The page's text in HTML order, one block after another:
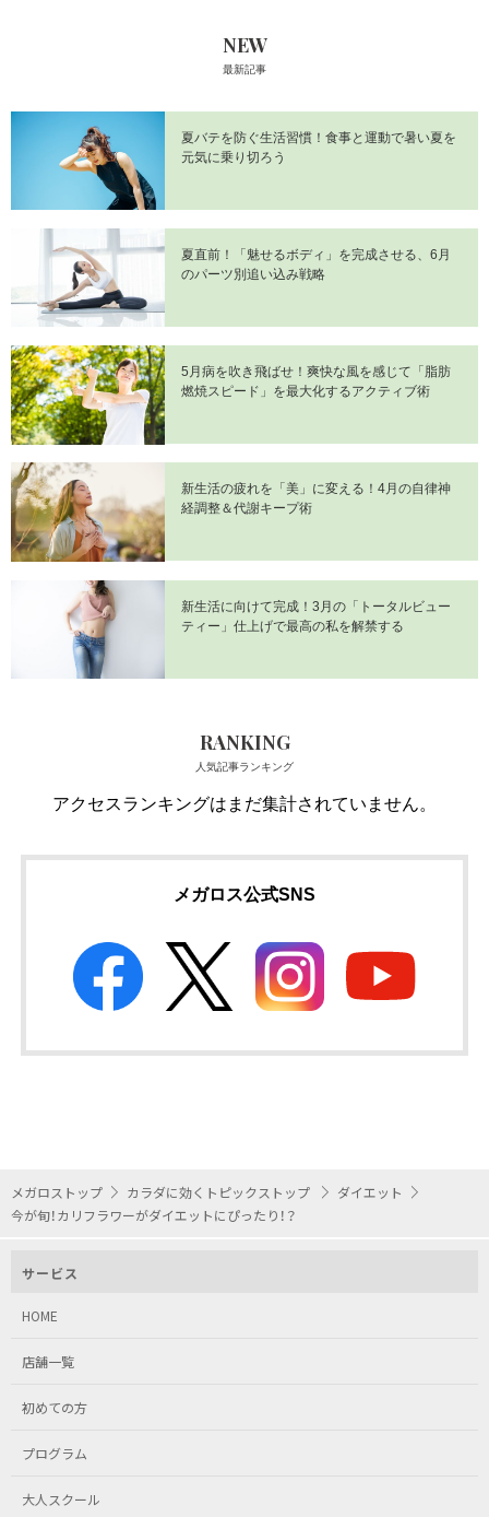
NEW
最新記事
夏バテを防ぐ生活習慣！食事と運動で暑い夏を
元気に乗り切ろう
夏直前！「魅せるボディ」を完成させる、6月
のパーツ別追い込み戦略
5月病を吹き飛ばせ！爽快な風を感じて「脂肪
燃焼スピード」を最大化するアクティブ術
新生活の疲れを「美」に変える！4月の自律神
経調整＆代謝キープ術
新生活に向けて完成！3月の「トータルビュー
ティー」仕上げで最高の私を解禁する
RANKING
人気記事ランキング
アクセスランキングはまだ集計されていません。
メガロス公式SNS
メガロストップ カラダに効くトピックストップ
ダイエット
今が旬！カリフラワーがダイエットにぴったり！？
サービス
HOME
店舗一覧
初めての方
プログラム
大人スクール